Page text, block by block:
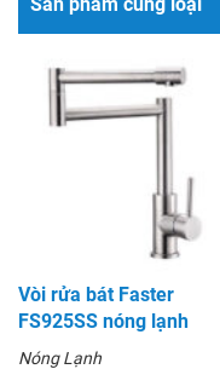
Vòi rửa bát Faster
FS925SS nóng lạnh
Nóng Lạnh